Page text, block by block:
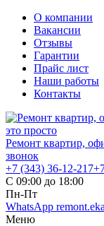
О компании
Вакансии
Отзывы
Гарантии
Прайс лист
Наши работы
Контакты
Ремонт квартир,
звонок
+7 (343) 36-12-217
С 09:00 до 18:00
Пн-Пт
WhatsApp
Меню